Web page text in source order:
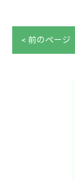
< 前のページ